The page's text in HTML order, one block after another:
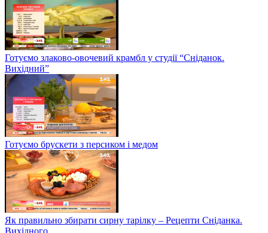
Готуємо злаково-овочевий крамбл у студії “Сніданок.
Вихідний”
Готуємо брускети з персиком і медом
Як правильно збирати сирну тарілку – Рецепти Сніданка.
Вихідного